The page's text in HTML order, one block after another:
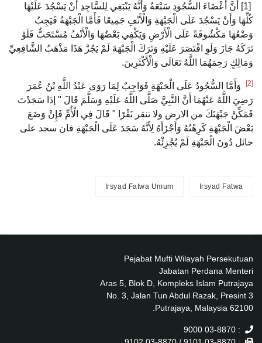
[1] أَنَّ أَعْضَاءَ السُّجُودِ سَبْعَةٌ وَأَنَّهُ يَنْبَغِي لِلسَّاجِدِ أَنْ يَسْجُدَ عَلَيْهَا
كُلِّهَا وَأَنْ يَسْجُدَ عَلَى الْجَبْهَةِ وَالْأَنْفِ جَمِيعًا فَأَمَّا الْجَبْهَةُ فَيَجِبُ
وَضْعُهَا مَكْشُوفَةً عَلَى الْأَرْضِ وَيَكْفِي بَعْضُهَا وَالْأَنْفُ مُسْتَحَبٌّ فَلَوْ
تَرَكَهُ جَازَ وَلَوِ اقْتَصَرَ عَلَيْهِ وَتَرَكَ الْجَبْهَةَ لَمْ يَجُزْ هَذَا مَذْهَبُ الشَّافِعِيِّ
وَمَالِكٍ رَحِمَهُمَا اللَّهُ تَعَالَى وَالْأَكْثَرِينَ.
[2]
وَأَمَّا السُّجُودُ عَلَى الْجَبْهَةِ فَوَاجِبٌ لِمَا رَوَى عَبْدُ اللَّهِ بْنُ عُمَرَ
رَضِيَ اللَّهُ عَنْهُمَا أَنَّ النَّبِيَّ صَلَّى اللَّهُ عَلَيْهِ وَسَلَّمَ قَالَ " إذَا ‌سَجَدْتَ
فَمَكِّنْ ‌جَبْهَتَكَ من ‌الارض ولا تنقر نَقْرًا " قَالَ فِي الْأُمِّ فَإِنْ وَضَعَ
بَعْضَ الْجَبْهَةِ كَرِهْتُهُ وَأَجْزَأَهُ لِأَنَّهُ سَجَدَ عَلَى الْجَبْهَةِ فان سجد على
حائل دُونَ الْجَبْهَةِ لَمْ يُجْزِئْهُ.
Irsyad Fatwa
Irsyad Fatwa Umum
Pejabat Mufti Wilayah Persekutuan
Jabatan Perdana Menteri
Aras 5, Blok D, Kompleks Islam Putrajaya
No. 3, Jalan Tun Abdul Razak, Presint 3
62100 Putrajaya, Malaysia.
: 03-8870 9000